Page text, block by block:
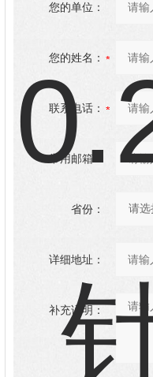
您的单位：
您的姓名：
联系电话：
常用邮箱：
省份：
详细地址：
补充说明：